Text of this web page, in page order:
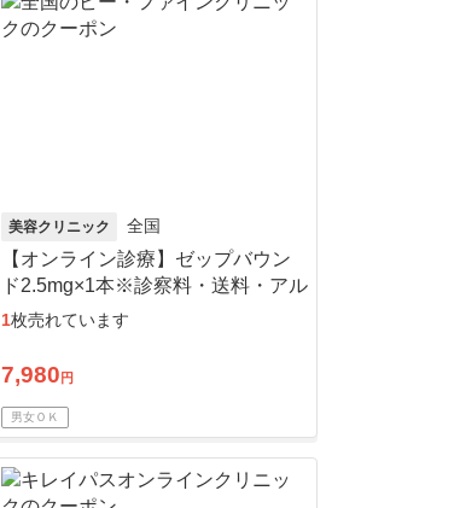
美容クリニック 全国
【オンライン診療】ゼップバウン
ド2.5mg×1本※診察料・送料・アル
コール綿込／リピート可
1枚売れています
7,980 円
男女ＯＫ